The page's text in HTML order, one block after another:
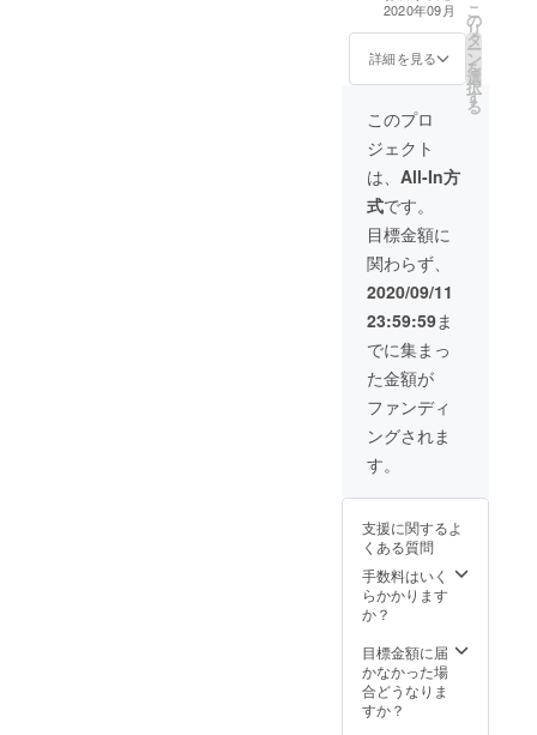
マムファスティ
ングセミナー
9/18(金) 19-21時
ライブ放送につ
きましては、
ご観覧できま
す。 ※ライブ視
聴以降は特別
URLより、
youtubeにてご
覧頂けます) オプ
ティマムファス
ティングセミ
ナー内容 「４日
間で脂肪だけを
キレイに落とす
本」著書でもあ
り、薬を勧めな
い薬剤師の坂田
武士がスペシャ
ルな内容でお届
けする２時間で
す。 ６年前に考
案した、酵素ド
いオプティマム
ファスティング
は、口コミだけ
で延べ６０００
名が実施し、９
８％の成功率を
誇っています。
筋肉量を落とさ
ず（たんぱく質
組成を落とさ
ず）、脂肪だけ
刊著書(1100円)
67100円+税
⇒33,000円(税
より発売「マン
ガでわかる! 4日
間で脂肪だけを
キレイに落とす
本」となりま
す。 予防医学カ
ウンセリング内
容 健康な身体を
つくるために
は、食生活や運
慣、メンタルコ
ントロール、環
境、製品やサー
ビスの選択な
ど、これら全て
の調和がとれて
いることが大切
です。予防医学
カウンセリング
では、お客様の
現状に応じて必
要な知識や食事
指導・栄養指
導・サプリメン
ト処方を用意
し、あなただけ
善プランを提案
します。 体質は
持って生まれた
もので変えられ
2020年09月
詳細を見る
こ
の
リ
タ
ー
ン
を
選
択
す
る
このプロ
ジェクト
は、 All-In方
式です。
目標金額に
関わらず、
2020/09/11
23:59:59ま
でに集まっ
た金額が
ファンディ
ングされま
す。
支援に関するよ
くある質問
手数料はいく
らかかります
か？
目標金額に届
かなかった場
合どうなりま
すか？